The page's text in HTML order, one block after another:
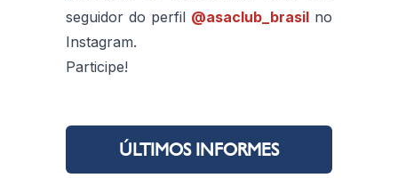
seguidor do perfil @asaclub_brasil no
Instagram.
Participe!
ÚLTIMOS INFORMES